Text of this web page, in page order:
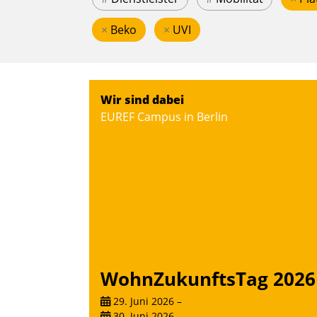
× Beko × UVI
Wir sind dabei
EUREF Campus in Berlin
WohnZukunftsTag 2026
29. Juni 2026 –